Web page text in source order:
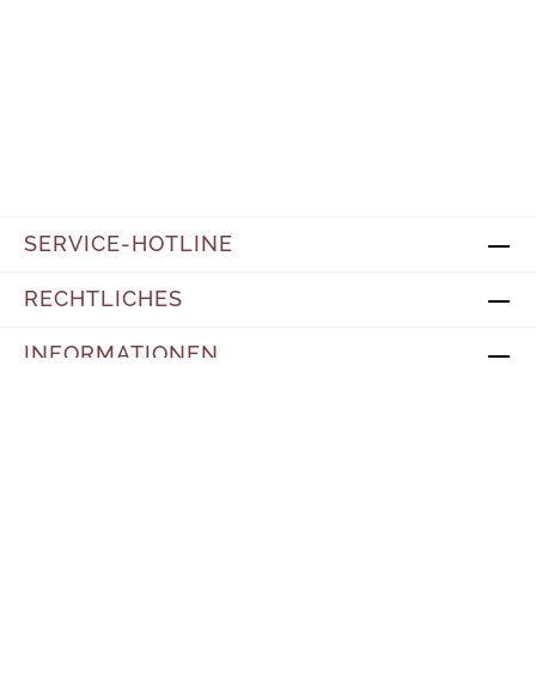
SERVICE-HOTLINE
RECHTLICHES
INFORMATIONEN